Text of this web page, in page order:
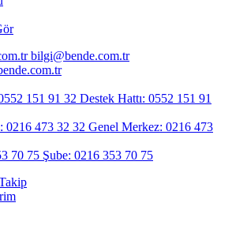
bilgi@bende.com.tr
Destek Hattı: 0552 151 91
Genel Merkez: 0216 473
Şube: 0216 353 70 75